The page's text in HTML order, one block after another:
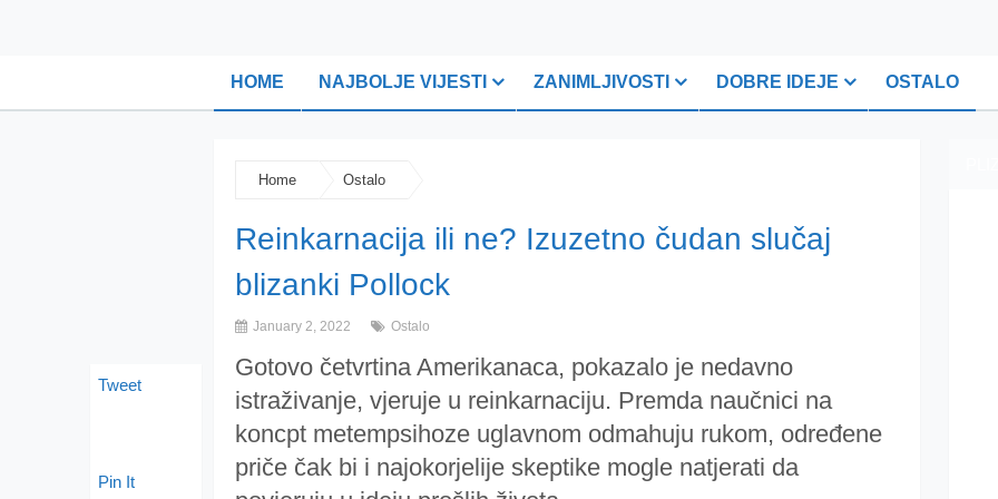
HOME NAJBOLJE VIJESTI ZANIMLJIVOSTI DOBRE IDEJE OSTALO
Home Ostalo
Reinkarnacija ili ne? Izuzetno čudan slučaj
blizanki Pollock
January 2, 2022 Ostalo
Gotovo četvrtina Amerikanaca, pokazalo je nedavno
istraživanje, vjeruje u reinkarnaciju. Premda naučnici na
koncpt metempsihoze uglavnom odmahuju rukom, određene
priče čak bi i najokorjelije skeptike mogle natjerati da
Tweet
Pin It